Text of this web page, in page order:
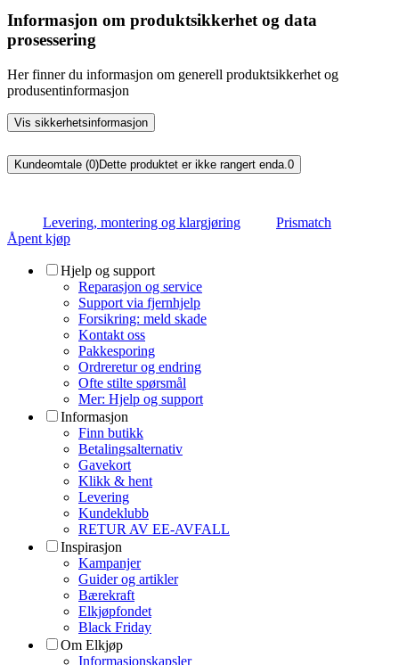
Informasjon om produktsikkerhet og data
prosessering
Her finner du informasjon om generell produktsikkerhet og
produsentinformasjon
Vis sikkerhetsinformasjon
Kundeomtale (0)Dette produktet er ikke rangert enda. 0
Levering, montering og klargjøring
Prismatch
Åpent kjøp
Hjelp og support
Reparasjon og service
Support via fjernhjelp
Forsikring: meld skade
Kontakt oss
Pakkesporing
Ordreretur og endring
Ofte stilte spørsmål
Mer: Hjelp og support
Informasjon
Finn butikk
Betalingsalternativ
Gavekort
Klikk & hent
Levering
Kundeklubb
RETUR AV EE-AVFALL
Inspirasjon
Kampanjer
Guider og artikler
Bærekraft
Elkjøpfondet
Black Friday
Om Elkjøp
Informasjonskapsler